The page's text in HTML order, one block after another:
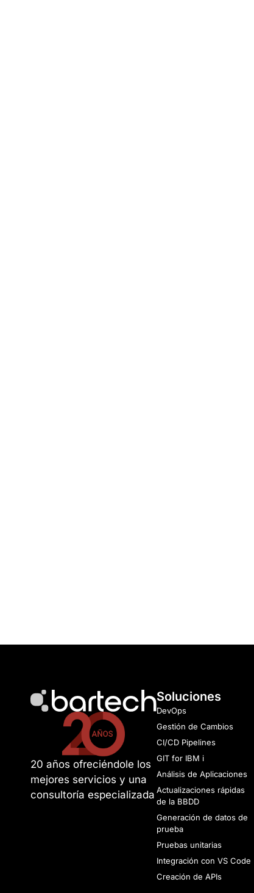
20 años ofreciéndole los
mejores servicios y una
consultoría especializada
Soluciones
DevOps
Gestión de Cambios
CI/CD Pipelines
GIT for IBM i
Análisis de Aplicaciones
Actualizaciones rápidas
de la BBDD
Generación de datos de
prueba
Pruebas unitarias
Integración con VS Code
Creación de APIs